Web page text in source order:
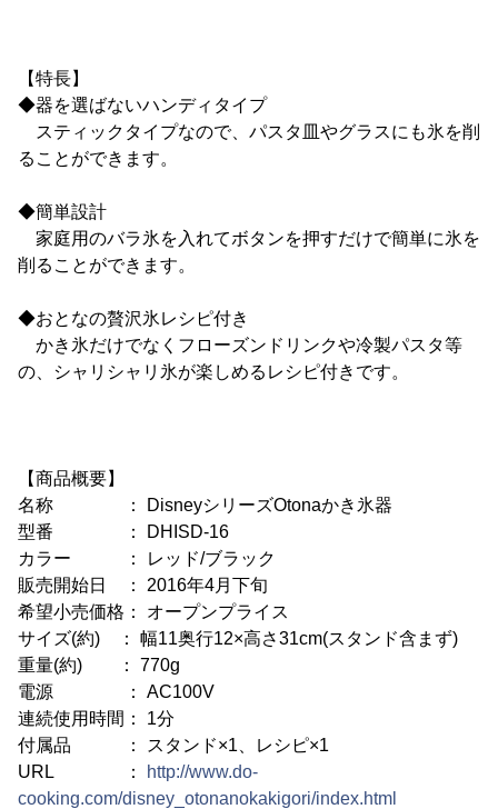
【特長】
◆器を選ばないハンディタイプ
スティックタイプなので、パスタ皿やグラスにも氷を削
ることができます。
◆簡単設計
家庭用のバラ氷を入れてボタンを押すだけで簡単に氷を
削ることができます。
◆おとなの贅沢氷レシピ付き
かき氷だけでなくフローズンドリンクや冷製パスタ等
の、シャリシャリ氷が楽しめるレシピ付きです。
【商品概要】
名称 ： DisneyシリーズOtonaかき氷器
型番 ： DHISD-16
カラー ： レッド/ブラック
販売開始日 ： 2016年4月下旬
希望小売価格： オープンプライス
サイズ(約) ： 幅11奥行12×高さ31cm(スタンド含まず)
重量(約) ： 770g
電源 ： AC100V
連続使用時間： 1分
付属品 ： スタンド×1、レシピ×1
URL ：
http://www.do-
cooking.com/disney_otonanokakigori/index.html